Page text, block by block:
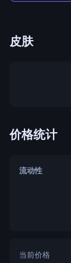
皮肤
价格统计
流动性
当前价格